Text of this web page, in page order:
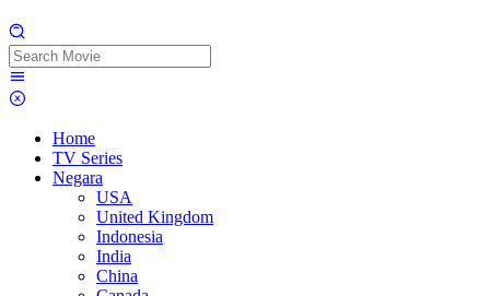
Home
TV Series
Negara
USA
United Kingdom
Indonesia
India
China